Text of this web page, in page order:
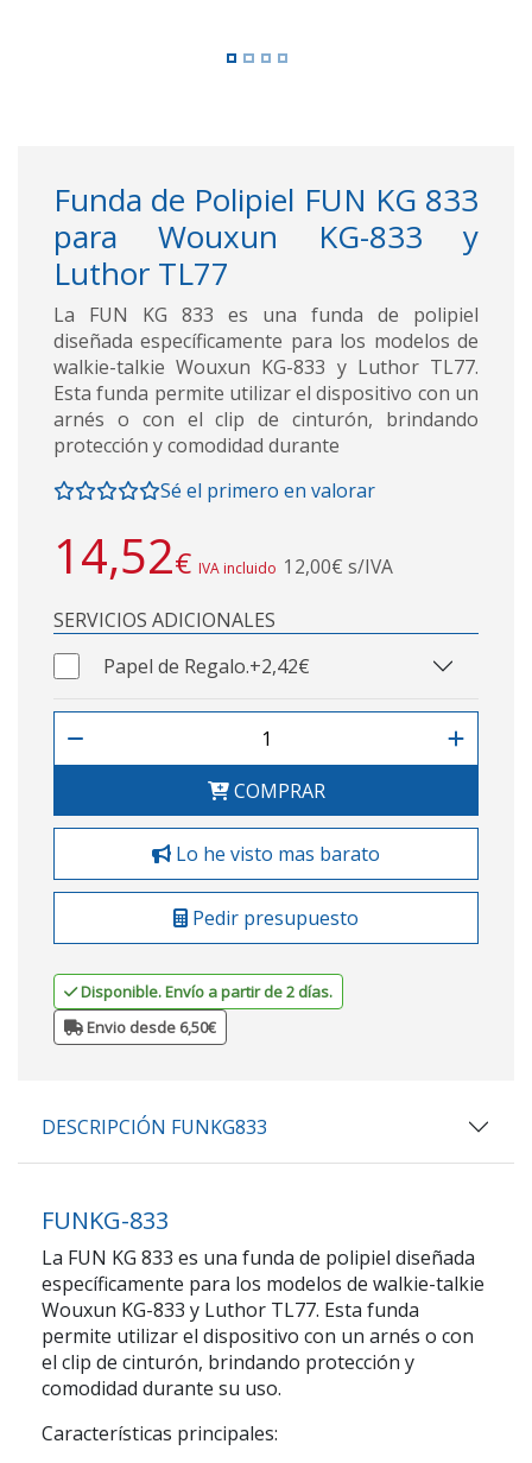
Funda de Polipiel FUN KG 833
para Wouxun KG-833 y
Luthor TL77
La FUN KG 833 es una funda de polipiel
diseñada específicamente para los modelos de
walkie-talkie Wouxun KG-833 y Luthor TL77.
Esta funda permite utilizar el dispositivo con un
arnés o con el clip de cinturón, brindando
protección y comodidad durante
Sé el primero en valorar
14,52€ IVA incluido 12,00€ s/IVA
SERVICIOS ADICIONALES
Papel de Regalo.+2,42€
COMPRAR
Lo he visto mas barato
Pedir presupuesto
Disponible. Envío a partir de 2 días.
Envio desde 6,50€
DESCRIPCIÓN FUNKG833
FUNKG-833
La FUN KG 833 es una funda de polipiel diseñada
específicamente para los modelos de walkie-talkie
Wouxun KG-833 y Luthor TL77. Esta funda
permite utilizar el dispositivo con un arnés o con
el clip de cinturón, brindando protección y
comodidad durante su uso.
Características principales: